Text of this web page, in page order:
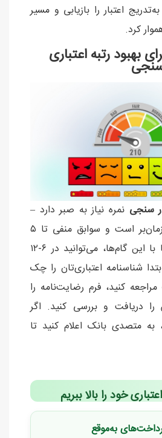
اعتبار را بازیابی و مسیر
کرد.
بهبود رتبه اعتباری
سنجی
سنجی نمره نیاز به صبر دارد –
مانند کاهش وزن، زمان‌بر است و سوابق منفی تا ۵
سال ماندگارند – اما با این گام‌ها، می‌توانید در ۶-۱۲
شناسنامه اعتباری‌تان را چک
کنید، فرم رضایت‌نامه را
را دریافت و بررسی کنید. اگر
به متصدی بانک اعلام کنید تا
خود را بالا ببریم
به‌موقع